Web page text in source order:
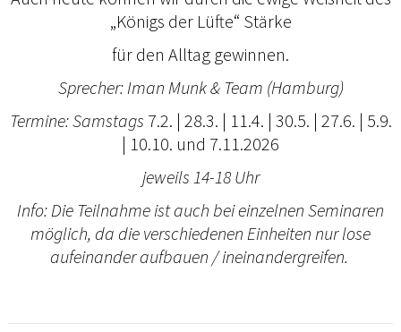
„Königs der Lüfte“ Stärke
für den Alltag gewinnen.
Sprecher: Iman Munk & Team (Hamburg)
Termine: Samstags 7.2. | 28.3. | 11.4. | 30.5. | 27.6. | 5.9.
| 10.10. und 7.11.2026
jeweils 14-18 Uhr
Info: Die Teilnahme ist auch bei einzelnen Seminaren
möglich, da die verschiedenen Einheiten nur lose
aufeinander aufbauen / ineinandergreifen.